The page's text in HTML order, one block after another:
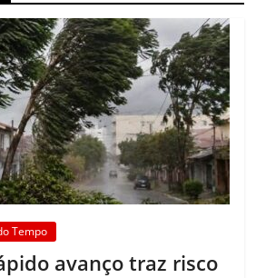
Tempo
avanço traz risco